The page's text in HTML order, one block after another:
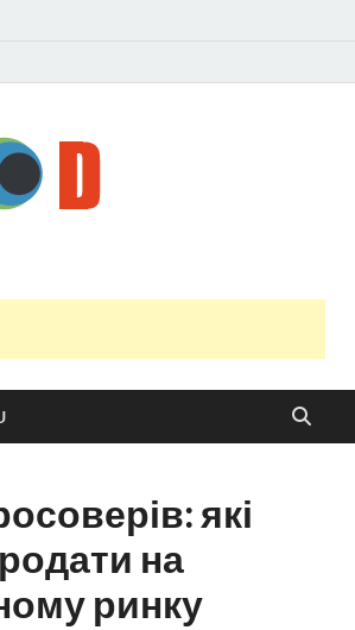
які
на
ринку